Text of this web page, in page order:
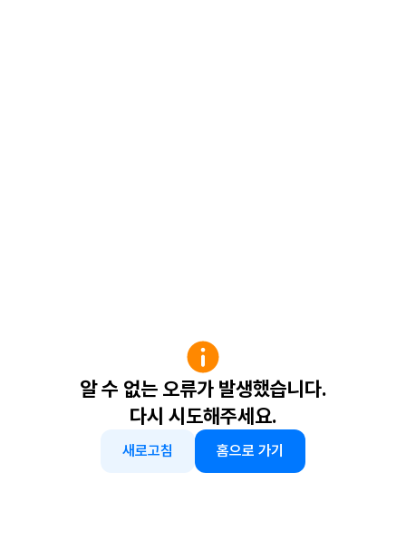
알 수 없는 오류가 발생했습니다.
다시 시도해주세요.
새로고침 홈으로 가기